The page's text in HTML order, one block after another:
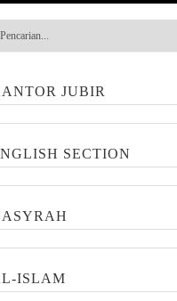
JUBIR
SECTION
ISLAM